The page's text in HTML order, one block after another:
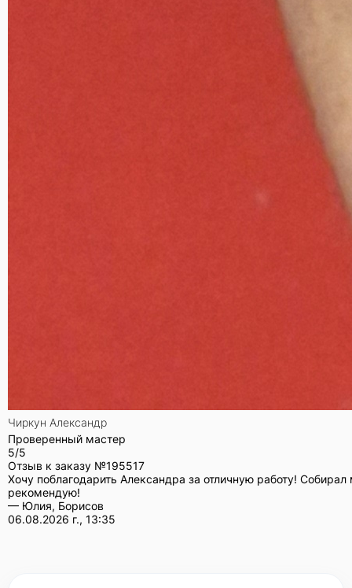
Чиркун Александр
Проверенный мастер
5/5
Отзыв к заказу №195517
Хочу поблагодарить Александра за отличную работу!
рекомендую!
— Юлия, Борисов
06.08.2026 г., 13:35